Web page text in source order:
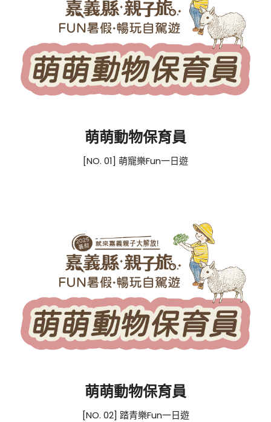
萌萌動物保育員
[NO. 01] 萌寵樂Fun一日遊
萌萌動物保育員
[NO. 02] 踏青樂Fun一日遊